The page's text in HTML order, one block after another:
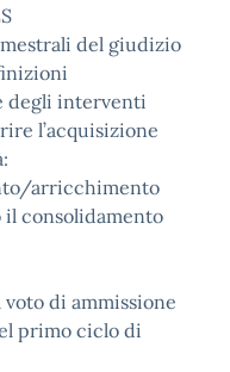
del giudizio
degli interventi
l’acquisizione
arricchimento
consolidamento
di ammissione
primo ciclo di